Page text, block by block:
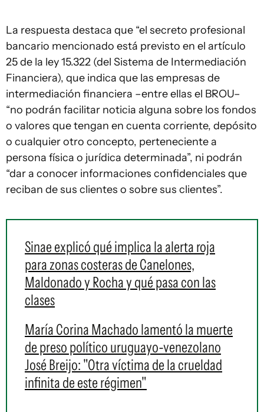
La respuesta destaca que “el secreto profesional
bancario mencionado está previsto en el artículo
25 de la ley 15.322 (del Sistema de Intermediación
Financiera), que indica que las empresas de
intermediación financiera –entre ellas el BROU–
“no podrán facilitar noticia alguna sobre los fondos
o valores que tengan en cuenta corriente, depósito
o cualquier otro concepto, perteneciente a
persona física o jurídica determinada”, ni podrán
“dar a conocer informaciones confidenciales que
reciban de sus clientes o sobre sus clientes”.
Sinae explicó qué implica la alerta roja
para zonas costeras de Canelones,
Maldonado y Rocha y qué pasa con las
clases
María Corina Machado lamentó la muerte
de preso político uruguayo-venezolano
José Breijo: "Otra víctima de la crueldad
infinita de este régimen"